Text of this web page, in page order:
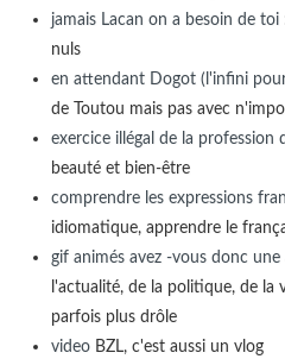
jamais Lacan on a besoin de toi
nuls
en attendant Dogot (l'infini
de Toutou mais pas avec
exercice illégal de la profession
beauté et bien-être
comprendre les expressions
idiomatique, apprendre le
gif animés avez -vous donc une
l'actualité, de la politique, de la
parfois plus drôle
videoBZL, c'est aussi un vlog